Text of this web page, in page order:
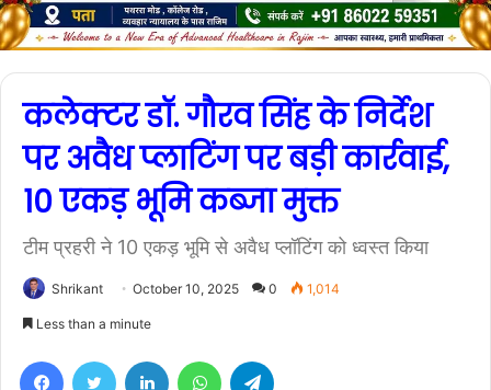
कलेक्टर डॉ. गौरव सिंह के निर्देश
पर अवैध प्लाटिंग पर बड़ी कार्रवाई,
10 एकड़ भूमि कब्जा मुक्त
टीम प्रहरी ने 10 एकड़ भूमि से अवैध प्लॉटिंग को ध्वस्त किया
Shrikant October 10, 2025 0 1,014
Less than a minute